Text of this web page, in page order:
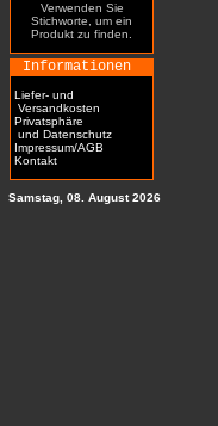
Verwenden Sie
Stichworte, um ein
Produkt zu finden.
Informationen
Liefer- und
Versandkosten
Privatsphäre
und Datenschutz
Impressum/AGB
Kontakt
Samstag, 08. August 2026